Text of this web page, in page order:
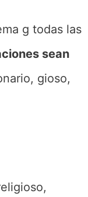
g todas las
sean
gioso,